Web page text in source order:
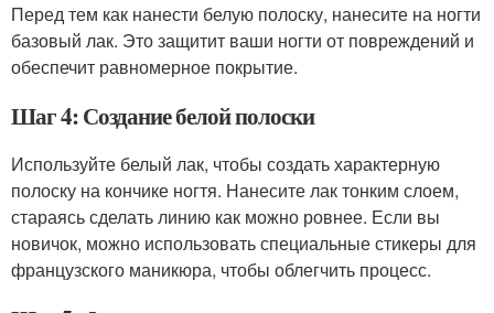
Перед тем как нанести белую полоску, нанесите на ногти
базовый лак. Это защитит ваши ногти от повреждений и
обеспечит равномерное покрытие.
Шаг 4: Создание белой полоски
Используйте белый лак, чтобы создать характерную
полоску на кончике ногтя. Нанесите лак тонким слоем,
стараясь сделать линию как можно ровнее. Если вы
новичок, можно использовать специальные стикеры для
французского маникюра, чтобы облегчить процесс.